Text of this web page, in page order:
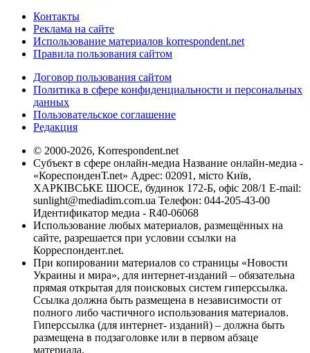
Контакты
Реклама на сайте
Использование материалов korrespondent.net
Правила пользования сайтом
Договор пользования сайтом
Политика в сфере конфиденциальности и персональных
данных
Пользовательское соглашение
Редакция
© 2000-2026, Korrespondent.net
Субъект в сфере онлайн-медиа Название онлайн-медиа -
«КореспонденТ.net» Адрес: 02091, місто Київ,
ХАРКІВСЬКЕ ШОСЕ, будинок 172-Б, офіс 208/1 E-mail:
sunlight@mediadim.com.ua Телефон: 044-205-43-00
Идентификатор медиа - R40-06068
Использование любых материалов, размещённых на
сайте, разрешается при условии ссылки на
Корреспондент.net.
При копировании материалов со страницы «Новости
Украины и мира», для интернет-изданий – обязательна
прямая открытая для поисковых систем гиперссылка.
Ссылка должна быть размещена в независимости от
полного либо частичного использования материалов.
Гиперссылка (для интернет- изданий) – должна быть
размещена в подзаголовке или в первом абзаце
материала.